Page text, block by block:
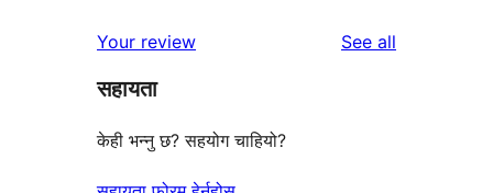
समीक्षाहरू
तारा
समीक्षाहरू
Your review See all
सहायता
केही भन्नु छ? सहयोग चाहियो?